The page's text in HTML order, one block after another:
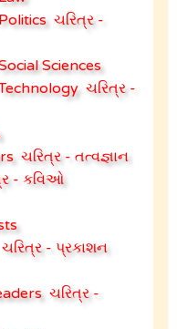
ચરિત્ર -
Sciences
ચરિત્ર -
ચરિત્ર - તત્વજ્ઞાન
- કવિઓ
ચરિત્ર - પ્રકાશન
ચરિત્ર -